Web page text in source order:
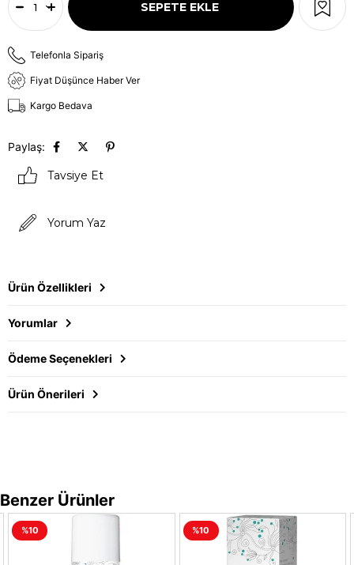
Telefonla Sipariş
Fiyat Düşünce Haber Ver
Kargo Bedava
Paylaş:
Tavsiye Et
Yorum Yaz
Ürün Özellikleri
Yorumlar
Ödeme Seçenekleri
Ürün Önerileri
Benzer Ürünler
%10 %10